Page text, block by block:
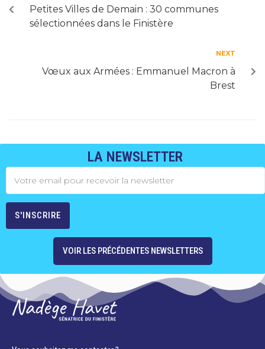
Petites Villes de Demain : 30 communes
sélectionnées dans le Finistère
NEXT
Vœux aux Armées : Emmanuel Macron à
Brest
LA NEWSLETTER
VOIR LES PRÉCÉDENTES NEWSLETTERS